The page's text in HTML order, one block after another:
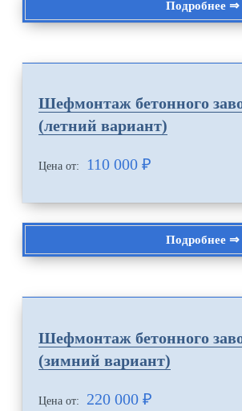
Подробнее ⇒
Шефмонтаж бетонного
(летний вариант)
Цена от: 110 000 ₽
Подробнее ⇒
Шефмонтаж бетонного
(зимний вариант)
Цена от: 220 000 ₽